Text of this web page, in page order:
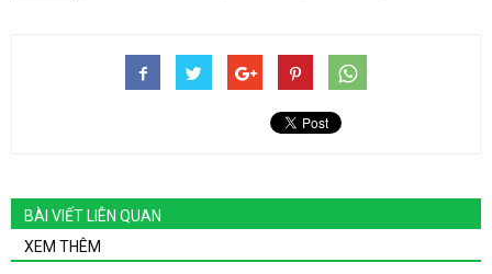
BÀI VIẾT LIÊN QUAN
XEM THÊM